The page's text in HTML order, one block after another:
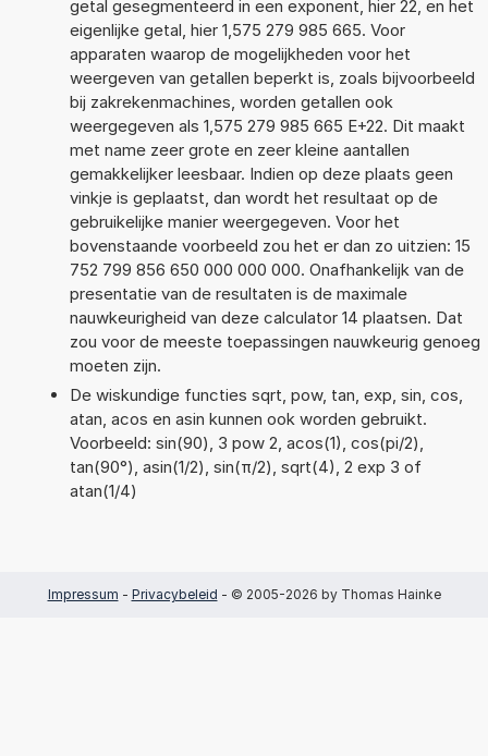
getal gesegmenteerd in een exponent, hier 22, en het
eigenlijke getal, hier 1,575 279 985 665. Voor
apparaten waarop de mogelijkheden voor het
weergeven van getallen beperkt is, zoals bijvoorbeeld
bij zakrekenmachines, worden getallen ook
weergegeven als 1,575 279 985 665 E+22. Dit maakt
met name zeer grote en zeer kleine aantallen
gemakkelijker leesbaar. Indien op deze plaats geen
vinkje is geplaatst, dan wordt het resultaat op de
gebruikelijke manier weergegeven. Voor het
bovenstaande voorbeeld zou het er dan zo uitzien: 15
752 799 856 650 000 000 000. Onafhankelijk van de
presentatie van de resultaten is de maximale
nauwkeurigheid van deze calculator 14 plaatsen. Dat
zou voor de meeste toepassingen nauwkeurig genoeg
moeten zijn.
De wiskundige functies sqrt, pow, tan, exp, sin, cos,
atan, acos en asin kunnen ook worden gebruikt.
Voorbeeld: sin(90), 3 pow 2, acos(1), cos(pi/2),
tan(90°), asin(1/2), sin(π/2), sqrt(4), 2 exp 3 of
atan(1/4)
Impressum - Privacybeleid - © 2005-2026 by Thomas Hainke